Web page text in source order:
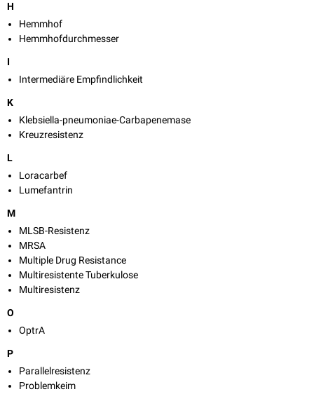
H
Hemmhof
Hemmhofdurchmesser
I
Intermediäre Empfindlichkeit
K
Klebsiella-pneumoniae-Carbapenemase
Kreuzresistenz
L
Loracarbef
Lumefantrin
M
MLSB-Resistenz
MRSA
Multiple Drug Resistance
Multiresistente Tuberkulose
Multiresistenz
O
OptrA
P
Parallelresistenz
Problemkeim